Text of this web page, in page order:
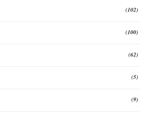
(102)
(100)
(62)
(5)
(9)